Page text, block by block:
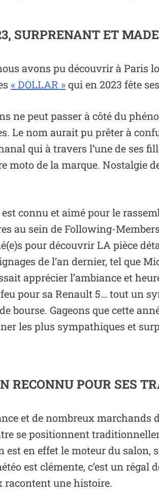
SURPRENANT ET
avons pu découvrir à Paris
« DOLLAR »qui en 2023 fête
ne peut passer à côté du
Le nom aurait pu prêter à
qui à travers l’une de ses
moto de la marque. Nostalgie
connu et aimé pour le
au sein de Following-
pour découvrir LA pièce
de l’an dernier, tel que
apprécier l’ambiance et
pour sa Renault 5… tout un
bourse. Gageons que cette
les plus sympathiques et
RECONNU POUR SES
et de nombreux marchands
se positionnent
est en effet le moteur du salon,
est clémente, c’est un régal
racontent une histoire.